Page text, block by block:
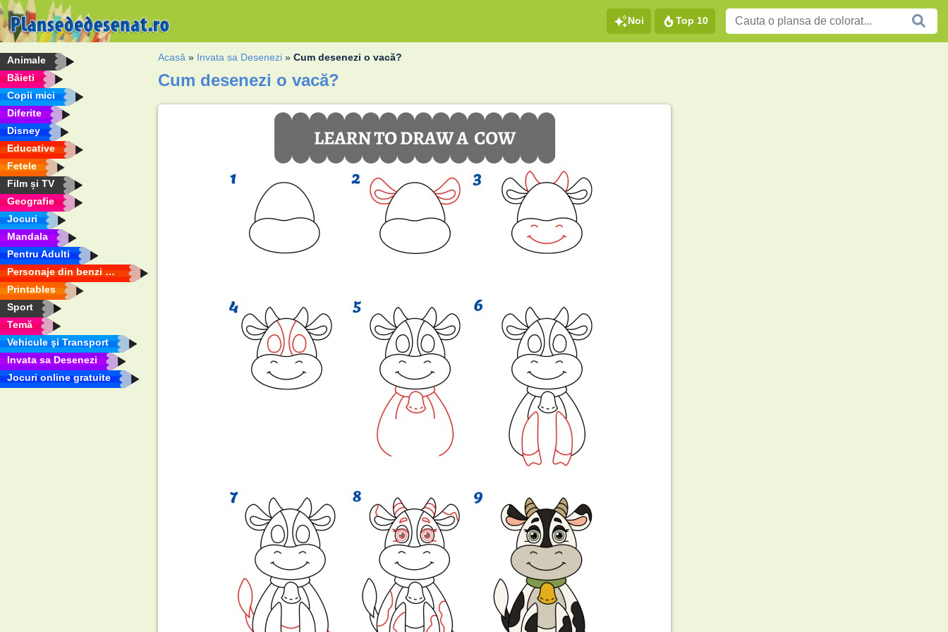
Noi Top 10
Animale
Băieti
Copii mici
Diferite
Disney
Educative
Fetele
Film și TV
Geografie
Jocuri
Mandala
Pentru Adulti
Personaje din benzi desenate
Printables
Sport
Temă
Vehicule şi Transport
Invata sa Desenezi
Jocuri online gratuite
Acasă » Invata sa Desenezi »Cum desenezi o vacă?
Cum desenezi o vacă?